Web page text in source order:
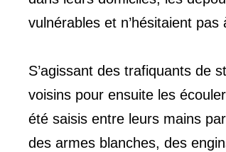
vulnérables et n’hésitaient
S’agissant des trafiquants de
voisins pour ensuite les
été saisis entre leurs mains
des armes blanches, des